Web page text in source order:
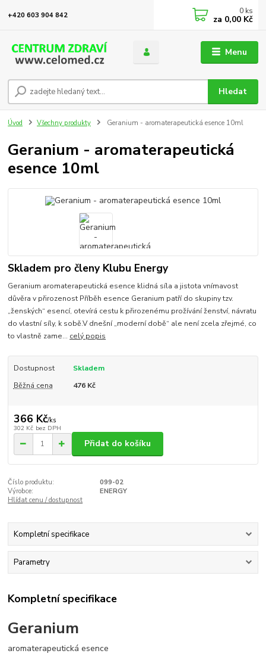
Menu
Hledat
+420 603 904 842 0 ks
za 0,00 Kč
Úvod Všechny produkty Geranium - aromaterapeutická esence 10ml
Geranium - aromaterapeutická
esence 10ml
Skladem pro členy Klubu Energy
Geranium aromaterapeutická esence klidná síla a jistota vnímavost
důvěra v přirozenost Příběh esence Geranium patří do skupiny tzv.
„ženských“ esencí, otevírá cestu k přirozenému prožívání ženství, návratu
do vlastní síly, k sobě.V dnešní „moderní době“ ale není zcela zřejmé, co
to vlastně zame... celý popis
Dostupnost
Skladem
Běžná cena
476 Kč
366 Kč/ks
302 Kč bez DPH
Přidat do košíku
Číslo produktu:
099-02
Výrobce:
ENERGY
Hlídat cenu / dostupnost
Kompletní specifikace
Parametry
Kompletní specifikace
Geranium
aromaterapeutická esence